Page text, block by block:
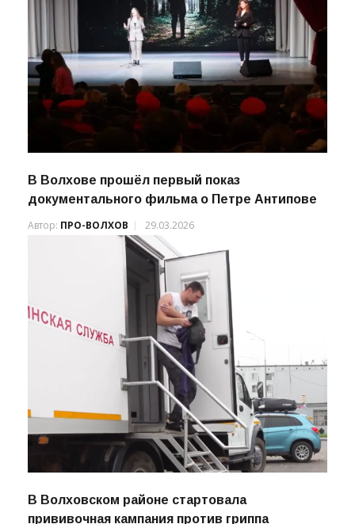
В Волхове прошёл первый показ
документального фильма о Петре Антипове
Автор: ПРО-ВОЛХОВ 29.03.2026
В Волховском районе стартовала
прививочная кампания против гриппа